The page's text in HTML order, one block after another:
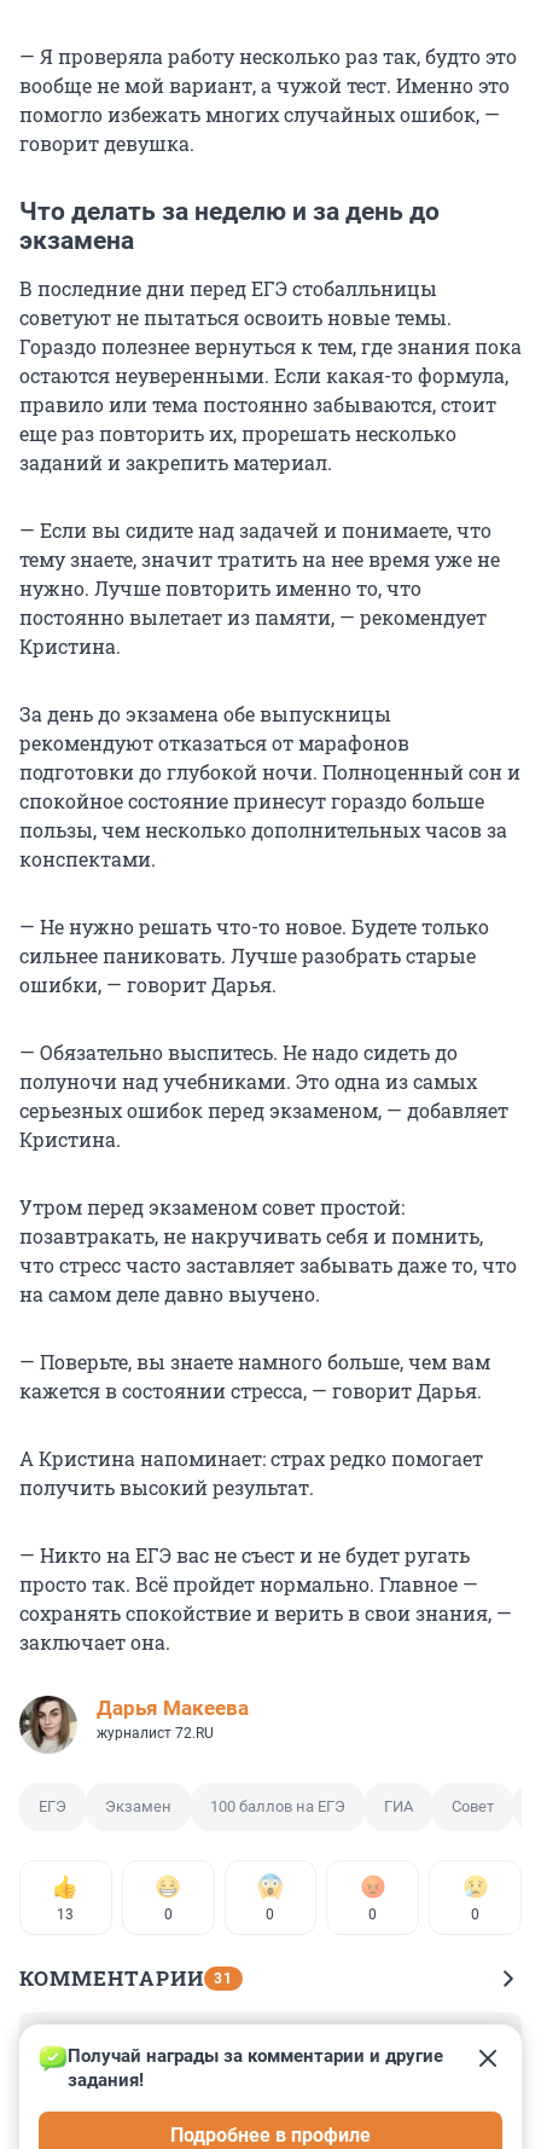
— Я проверяла работу несколько раз так, будто это
вообще не мой вариант, а чужой тест. Именно это
помогло избежать многих случайных ошибок, —
говорит девушка.
Что делать за неделю и за день до
экзамена
В последние дни перед ЕГЭ стобалльницы
советуют не пытаться освоить новые темы.
Гораздо полезнее вернуться к тем, где знания пока
остаются неуверенными. Если какая-то формула,
правило или тема постоянно забываются, стоит
еще раз повторить их, прорешать несколько
заданий и закрепить материал.
— Если вы сидите над задачей и понимаете, что
тему знаете, значит тратить на нее время уже не
нужно. Лучше повторить именно то, что
постоянно вылетает из памяти, — рекомендует
Кристина.
За день до экзамена обе выпускницы
рекомендуют отказаться от марафонов
подготовки до глубокой ночи. Полноценный сон и
спокойное состояние принесут гораздо больше
пользы, чем несколько дополнительных часов за
конспектами.
— Не нужно решать что-то новое. Будете только
сильнее паниковать. Лучше разобрать старые
ошибки, — говорит Дарья.
— Обязательно выспитесь. Не надо сидеть до
полуночи над учебниками. Это одна из самых
серьезных ошибок перед экзаменом, — добавляет
Кристина.
Утром перед экзаменом совет простой:
позавтракать, не накручивать себя и помнить,
что стресс часто заставляет забывать даже то, что
на самом деле давно выучено.
— Поверьте, вы знаете намного больше, чем вам
кажется в состоянии стресса, — говорит Дарья.
А Кристина напоминает: страх редко помогает
получить высокий результат.
— Никто на ЕГЭ вас не съест и не будет ругать
просто так. Всё пройдет нормально. Главное —
сохранять спокойствие и верить в свои знания, —
заключает она.
Дарья Макеева
журналист 72.RU
ЕГЭ Экзамен 100 баллов на ЕГЭ ГИА Совет
13 0 0 0 0
КОММЕНТАРИИ 31
8 июня, 09:54
Как мы все узнали из недавних новостей, самая
грубая ошибка - надеть на экзамен нижнее бельё с
металлическими деталями.
Получай награды за комментарии и другие
задания!
Подробнее в профиле